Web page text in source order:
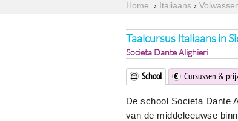
Home › Italiaans›
Taalcursus Italiaans in
Societa Dante Alighieri
School Cursussen &
De school Societa Dante
van de middeleeuwse